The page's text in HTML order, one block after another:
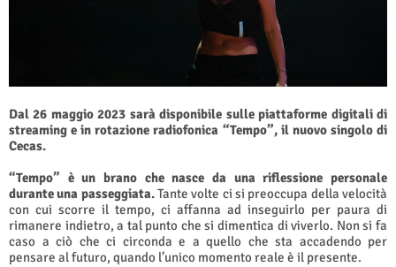
Dal 26 maggio 2023 sarà disponibile sulle piattaforme digitali di
streaming e in rotazione radiofonica “Tempo”, il nuovo singolo di
Cecas.
“Tempo” è un brano che nasce da una riflessione personale
durante una passeggiata.Tante volte ci si preoccupa della velocità
con cui scorre il tempo, ci affanna ad inseguirlo per paura di
rimanere indietro, a tal punto che si dimentica di viverlo. Non si fa
caso a ciò che ci circonda e a quello che sta accadendo per
pensare al futuro, quando l’unico momento reale è il presente.